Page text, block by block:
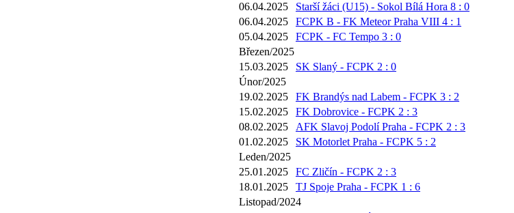
06.04.2025
Starší žáci (U15) - Sokol Bílá Hora 8 : 0
06.04.2025
FCPK B - FK Meteor Praha VIII 4 : 1
05.04.2025
FCPK - FC Tempo 3 : 0
Březen/2025
15.03.2025
SK Slaný - FCPK 2 : 0
Únor/2025
19.02.2025
FK Brandýs nad Labem - FCPK 3 : 2
15.02.2025
FK Dobrovice - FCPK 2 : 3
08.02.2025
AFK Slavoj Podolí Praha - FCPK 2 : 3
01.02.2025
SK Motorlet Praha - FCPK 5 : 2
Leden/2025
25.01.2025
FC Zličín - FCPK 2 : 3
18.01.2025
TJ Spoje Praha - FCPK 1 : 6
Listopad/2024